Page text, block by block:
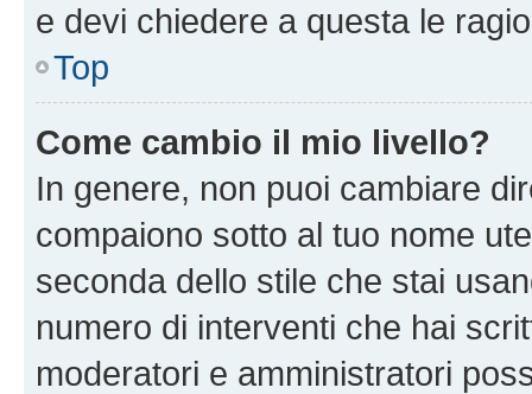
e devi chiedere a questa le
Top
Come cambio il mio livello?
In genere, non puoi cambiare
compaiono sotto al tuo nome
seconda dello stile che stai
numero di interventi che hai
moderatori e amministratori